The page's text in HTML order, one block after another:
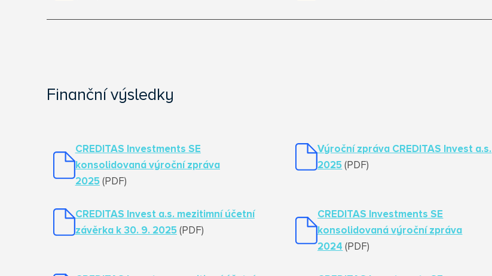
Finanční výsledky
CREDITAS Investments SE
konsolidovaná výroční zpráva
2025(PDF)
Výroční zpráva CREDITAS Invest a.s.
2025 (PDF)
CREDITAS Invest a.s. mezitimní účetní
závěrka k 30. 9. 2025(PDF)
CREDITAS Investments SE
konsolidovaná výroční zpráva
2024 (PDF)